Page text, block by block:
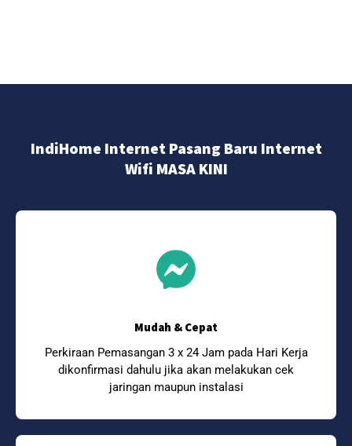
IndiHome Internet Pasang Baru Internet
Wifi MASA KINI
Mudah & Cepat
Perkiraan Pemasangan 3 x 24 Jam pada Hari Kerja
dikonfirmasi dahulu jika akan melakukan cek
jaringan maupun instalasi